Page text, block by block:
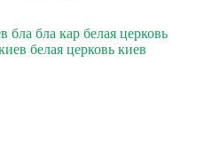
бла бла кар белая церковь
белая церковь киев